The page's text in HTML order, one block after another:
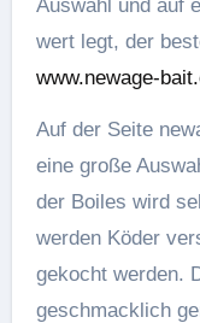
Auswahl und auf
wert legt, der
www.newage-
Auf der Seite
eine große
der Boiles wird
werden Köder
gekocht werden.
geschmacklich